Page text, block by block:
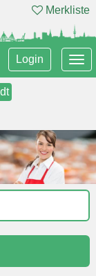
Merkliste
Login